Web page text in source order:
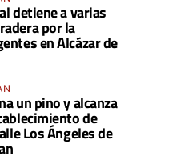
detiene a varias
por la
en Alcázar de
un pino y alcanza
de
Los Ángeles de